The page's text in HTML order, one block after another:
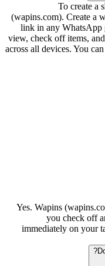
To create a
(wapins.com). Create a
link in any WhatsApp
view, check off items,
across all devices. You
Yes. Wapins
you check off
immediately on your